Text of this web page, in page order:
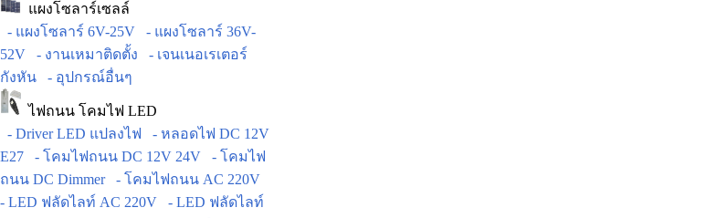
แผงโซลาร์เซลล์
- แผงโซลาร์ 6V-25V
- แผงโซลาร์ 36V-
52V
- งานเหมาติดตั้ง
- เจนเนอเรเตอร์
กังหัน
- อุปกรณ์อื่นๆ
ไฟถนน โคมไฟ LED
- Driver LED แปลงไฟ
- หลอดไฟ DC 12V
E27
- โคมไฟถนน DC 12V 24V
- โคมไฟ
ถนน DC Dimmer
- โคมไฟถนน AC 220V
- LED ฟลัดไลท์ AC 220V
- LED ฟลัดไลท์